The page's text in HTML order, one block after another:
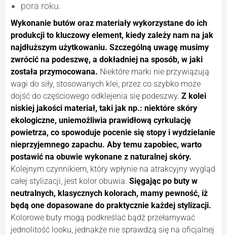
pora roku.
Wykonanie butów oraz materiały wykorzystane do ich
produkcji to kluczowy element, kiedy zależy nam na jak
najdłuższym użytkowaniu. Szczególną uwagę musimy
zwrócić na podeszwę, a dokładniej na sposób, w jaki
została przymocowana. Niektóre marki nie przywiązują
wagi do siły, stosowanych klei, przez co szybko może
dojść do częściowego odklejenia się podeszwy.Z kolei
niskiej jakości materiał, taki jak np.: niektóre skóry
ekologiczne, uniemożliwia prawidłową cyrkulację
powietrza, co spowoduje pocenie się stopy i wydzielanie
nieprzyjemnego zapachu. Aby temu zapobiec, warto
postawić na obuwie wykonane z naturalnej skóry.
Kolejnym czynnikiem, który wpłynie na atrakcyjny wygląd
całej stylizacji, jest kolor obuwia. Sięgając po buty w
neutralnych, klasycznych kolorach, mamy pewność, iż
będą one dopasowane do praktycznie każdej stylizacji.
Kolorowe buty mogą podkreślać bądź przełamywać
jednolitość looku, jednakże nie sprawdzą się na oficjalnej